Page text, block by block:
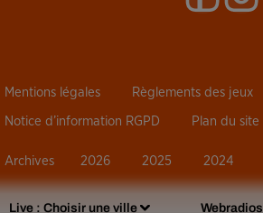
Live : Choisir une ville Webradios
Mentions légales Règlements des jeux
Notice d’information RGPD Plan du site
Archives 2026 2025 2024